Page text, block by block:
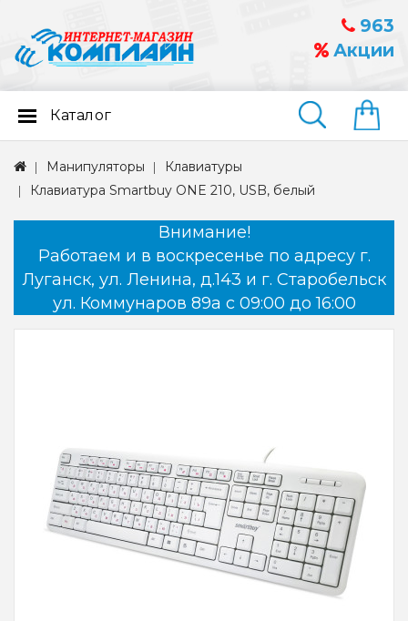
963
Акции
Найти
Каталог
Манипуляторы
Клавиатуры
Клавиатура Smartbuy ONE 210, USB, белый
Внимание!
Работаем и в воскресенье по адресу г.
Луганск, ул. Ленина, д.143 и г. Старобельск
ул. Коммунаров 89а с 09:00 до 16:00